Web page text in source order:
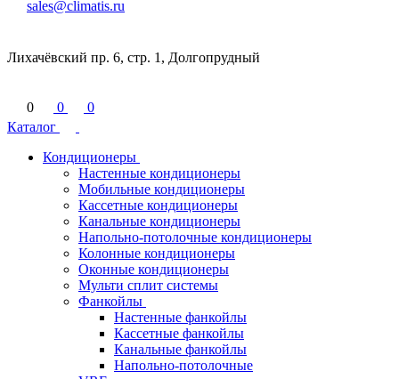
sales@climatis.ru
Лихачёвский пр. 6, стр. 1, Долгопрудный
0 0
0
Каталог
Кондиционеры
Настенные кондиционеры
Мобильные кондиционеры
Кассетные кондиционеры
Канальные кондиционеры
Напольно-потолочные кондиционеры
Колонные кондиционеры
Оконные кондиционеры
Мульти сплит системы
Фанкойлы
Настенные фанкойлы
Кассетные фанкойлы
Канальные фанкойлы
Напольно-потолочные